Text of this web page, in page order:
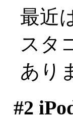
最近
スタ
あり
#2